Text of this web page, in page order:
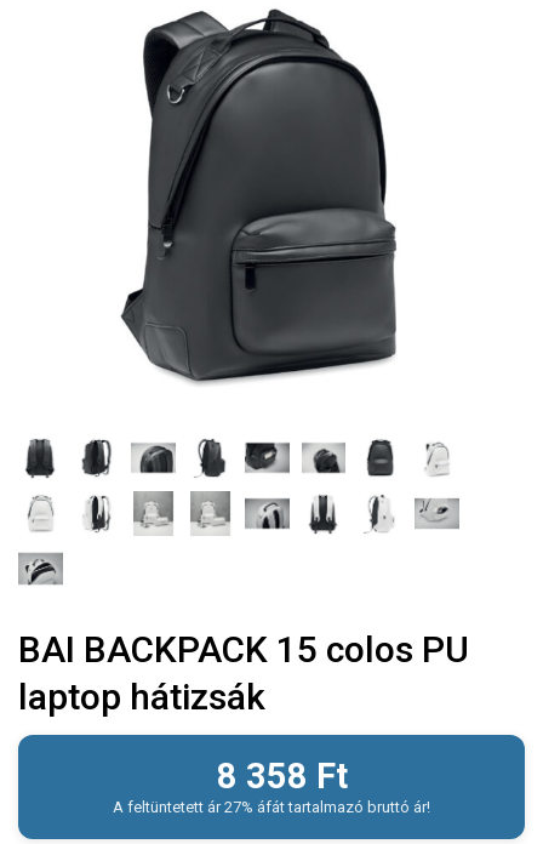
BAI BACKPACK 15 colos PU
laptop hátizsák
8 358 Ft
A feltüntetett ár 27% áfát tartalmazó bruttó ár!